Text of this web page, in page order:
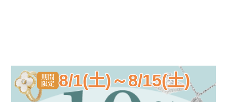
8/1(土)～8/15(土)